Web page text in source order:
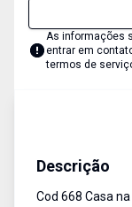
As informações
entrar em
termos de
Descrição
Cod 668 Casa